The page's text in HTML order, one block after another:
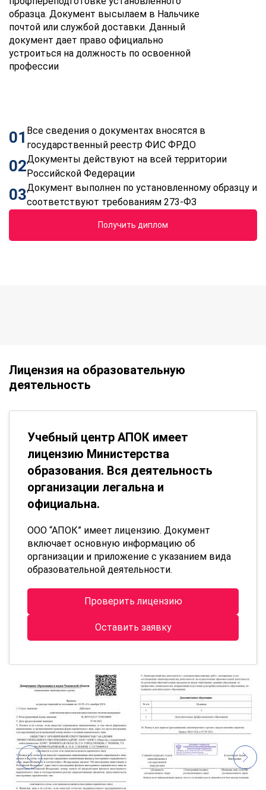
образца. Документ высылаем в Нальчике
почтой или службой доставки. Данный
документ дает право официально
устроиться на должность по освоенной
профессии
01 Все сведения о документах вносятся в
государственный реестр ФИС ФРДО
02Документы действуют на всей территории
Российской Федерации
03Документ выполнен по установленному образцу и
соответствуют требованиям 273-ФЗ
Получить диплом
Лицензия на образовательную
деятельность
Учебный центр АПОК имеет
лицензию Министерства
образования. Вся деятельность
организации легальна и
официальна.
ООО “АПОК” имеет лицензию. Документ
включает основную информацию об
организации и приложение с указанием вида
образовательной деятельности.
Проверить лицензию
Оставить заявку